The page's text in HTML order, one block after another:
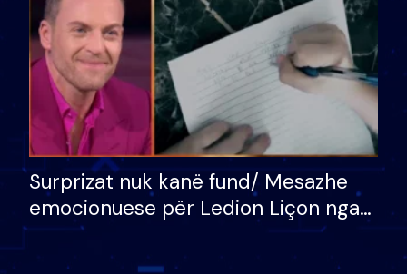
Surprizat nuk kanë fund/ Mesazhe
emocionuese për Ledion Liçon nga
nëna dhe fëmijët e tij, moderatori
nuk i mban dot lotët: Nuk meritoj…